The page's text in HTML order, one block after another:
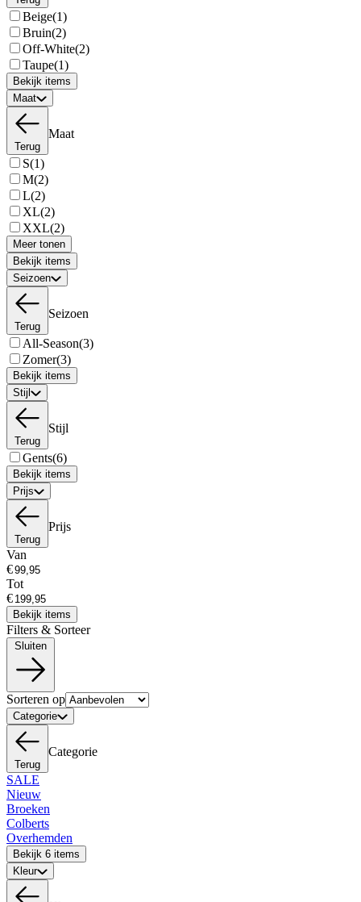
Beige(1)
Bruin(2)
Off-White(2)
Taupe(1)
Bekijk items
Maat
Terug
Maat
S(1)
M(2)
L(2)
XL(2)
XXL(2)
Meer tonen
Bekijk items
Seizoen
Terug
Seizoen
All-Season(3)
Zomer(3)
Bekijk items
Stijl
Terug
Stijl
Gents(6)
Bekijk items
Prijs
Terug
Prijs
Van
€
Tot
€
Bekijk items
Filters & Sorteer
Sorteren op
Categorie
Terug
Categorie
SALE
Nieuw
Broeken
Colberts
Overhemden
Bekijk 6 items
Kleur